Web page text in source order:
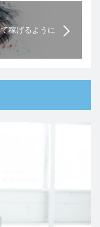
稼げるように